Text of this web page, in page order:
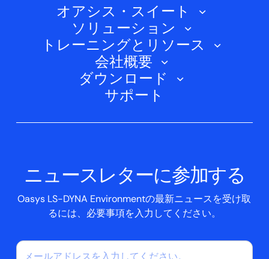
オアシス・スイート
オアシス・シェル
オアシス・プライマー
オアシスD3PLOT
オアシスT/HIS
ソリューション
自動車
電気自動車
航空宇宙
トレーニングとリソース
トレーニングコース
ウェビナー
会社概要
会社概要
お問い合わせ
会社ニュース
ケーススタディ
ダウンロード
Oasys Suite 23.0
サポート
ニュースレターに参加する
Oasys LS-DYNA Environmentの最新ニュースを受け取
るには、必要事項を入力してください。